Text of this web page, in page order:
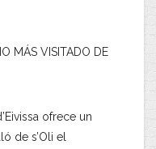
MÁS VISITADO DE
ofrece un
de s’Oli el